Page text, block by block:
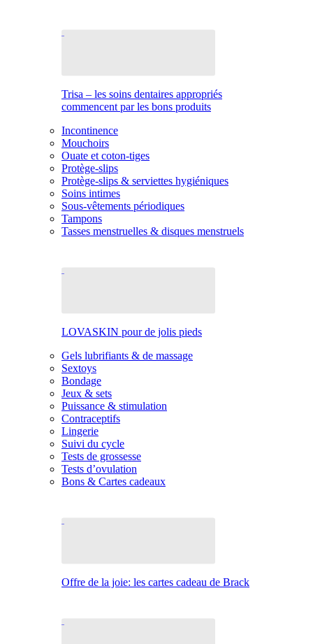
Trisa – les soins dentaires appropriés
commencent par les bons produits
Incontinence
Mouchoirs
Ouate et coton-tiges
Protège-slips
Protège-slips & serviettes hygiéniques
Soins intimes
Sous-vêtements périodiques
Tampons
Tasses menstruelles & disques menstruels
LOVASKIN pour de jolis pieds
Gels lubrifiants & de massage
Sextoys
Bondage
Jeux & sets
Puissance & stimulation
Contraceptifs
Lingerie
Suivi du cycle
Tests de grossesse
Tests d’ovulation
Bons & Cartes cadeaux
Offre de la joie: les cartes cadeau de Brack